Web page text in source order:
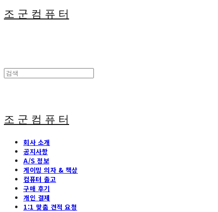
조 군 컴 퓨 터
조 군 컴 퓨 터
회사 소개
공지사항
A/S 정보
게이밍 의자 & 책상
컴퓨터 출고
구매 후기
개인 결제
1:1 맞춤 견적 요청